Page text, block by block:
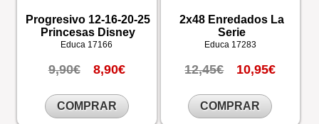
Progresivo 12-16-20-25
Princesas Disney
Educa 17166
9,90€ 8,90€
COMPRAR
2x48 Enredados La
Serie
Educa 17283
12,45€ 10,95€
COMPRAR